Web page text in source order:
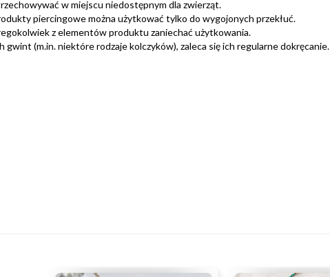
w miejscu niedostępnym dla zwierząt.
piercingowe można użytkować tylko do wygojonych przekłuć.
z elementów produktu zaniechać użytkowania.
(m.in. niektóre rodzaje kolczyków), zaleca się ich regularne dokręcanie.